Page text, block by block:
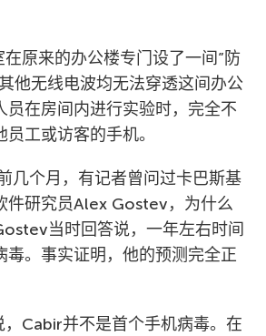
原来的办公楼专门设了一间”防
他无线电波均无法穿透这间办公
员在房间内进行实验时，完全不
工或访客的手机。
几个月，有记者曾问过卡巴斯基
件研究员Alex Gostev，为什么
当时回答说，一年左右时间
毒。事实证明，他的预测完全正
，Cabir并不是首个手机病毒。在